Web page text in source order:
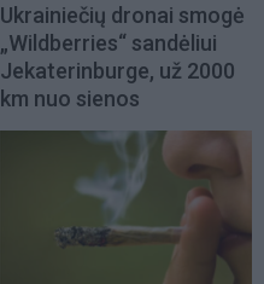
Ukrainiečių dronai smogė
„Wildberries“ sandėliui
Jekaterinburge, už 2000
km nuo sienos